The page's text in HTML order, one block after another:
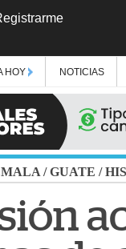
HOY NOTICIAS
/GUATE /